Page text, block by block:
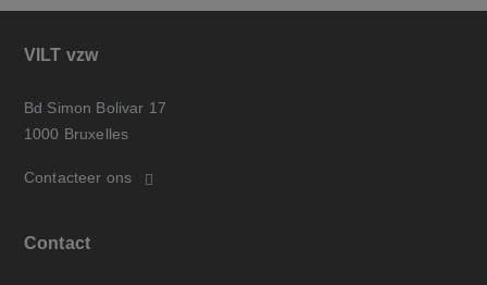
VILT vzw
Bd Simon Bolivar 17
1000 Bruxelles
Contacteer ons
Contact